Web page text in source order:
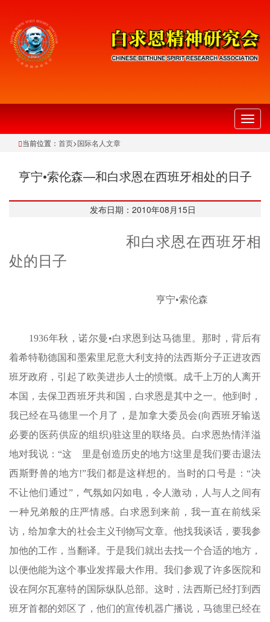
切
换
当前位置： 首页>国际名人文章
亨宁•索伦森—和白求恩在西班牙相处的日子
发布日期：2010年08月15日
和白求恩在西班牙相
处的日子
亨宁•索伦森
1936年秋，诺尔曼•白求恩到达马德里。那时，背后有
着希特勒德国和墨索里尼意大利支持的法西斯分子正进攻西
班牙政府，引起了欧美进步人士的愤慨。成千上万的人离开
本国，去保卫西班牙共和国，白求恩是其中之一。他到时，
我已经在马德里一个月了，是加拿大委员会(向西班牙输送
必要的医药供应的组织)驻这里的联络员。白求恩热情洋溢
地对我说：“这
里是创造历史的地方!这里是我们要击退法
西斯野兽的地方!”我们都是这样想的。当时的口号是：“决
不让他们通过”，气氛如闪如电，令人激动，人与人之间有
一种兄弟般的庄严情感。白求恩到来前，我一直在前线采
访，给加拿大的社会主义刊物写文章。他找我谈话，要我参
加他的工作，当翻译。于是我们就出去找一个合适的地方，
以便他能为这个事业发挥最大作用。我们参观了许多医院和
设在阿尔瓦塞特的国际纵队总部。这时，法西斯已经打到西
班牙首都的郊区了，他们的宣传机器广播说，马德里已经在